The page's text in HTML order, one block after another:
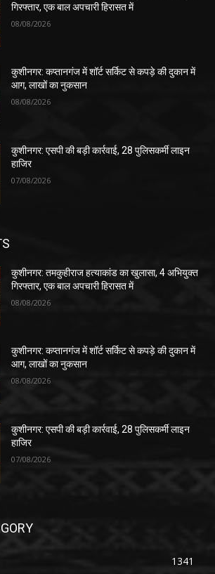
गिरफ्तार, एक बाल अपचारी हिरासत में
08/08/2026
कुशीनगर: कप्तानगंज में शॉर्ट सर्किट से कपड़े की दुकान में
आग, लाखों का नुकसान
08/08/2026
कुशीनगर: एसपी की बड़ी कार्रवाई, 28 पुलिसकर्मी लाइन
हाजिर
07/08/2026
कुशीनगर: तमकुहीराज हत्याकांड का खुलासा, 4 अभियुक्त
गिरफ्तार, एक बाल अपचारी हिरासत में
08/08/2026
कुशीनगर: कप्तानगंज में शॉर्ट सर्किट से कपड़े की दुकान में
आग, लाखों का नुकसान
08/08/2026
कुशीनगर: एसपी की बड़ी कार्रवाई, 28 पुलिसकर्मी लाइन
हाजिर
07/08/2026
1341